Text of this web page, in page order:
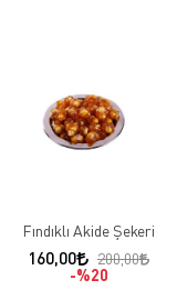
Fındıklı Akide Şekeri
160,00
200,00
%20